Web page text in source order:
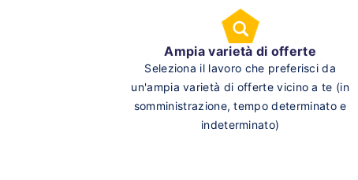
Ampia varietà di offerte
Seleziona il lavoro che preferisci da
un'ampia varietà di offerte vicino a te (in
somministrazione, tempo determinato e
indeterminato)